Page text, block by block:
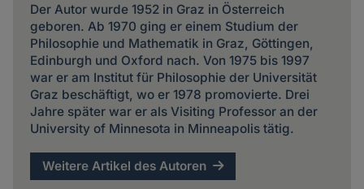
Der Autor wurde 1952 in Graz in Österreich
geboren. Ab 1970 ging er einem Studium der
Philosophie und Mathematik in Graz, Göttingen,
Edinburgh und Oxford nach. Von 1975 bis 1997
war er am Institut für Philosophie der Universität
Graz beschäftigt, wo er 1978 promovierte. Drei
Jahre später war er als Visiting Professor an der
University of Minnesota in Minneapolis tätig.
Weitere Artikel des Autoren